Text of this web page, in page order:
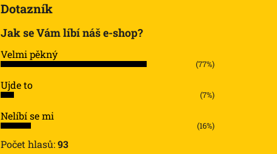
Dotazník
Jak se Vám líbí náš e-shop?
Velmi pěkný
(77%)
Ujde to
(7%)
Nelíbí se mi
(16%)
Počet hlasů:93